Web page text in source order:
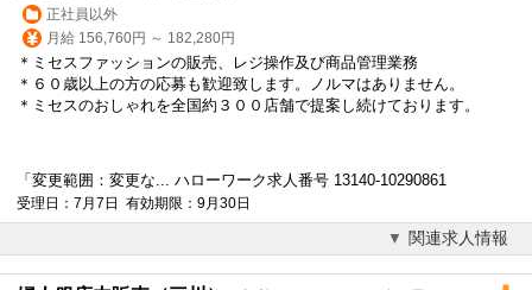
正社員以外
月給 156,760円 ～ 182,280円
＊ミセス ファッションの販売、レジ操作及び商品管理業務
＊６０歳以上の方の応募も歓迎致します。ノルマはありません。
＊ミセスのおしゃれを全国約３００店舗で提案し続けております。
「変更範囲：変更な... ハローワーク求人番号 13140-10290861
受理日：7月7日 有効期限：9月30日
関連求人情報